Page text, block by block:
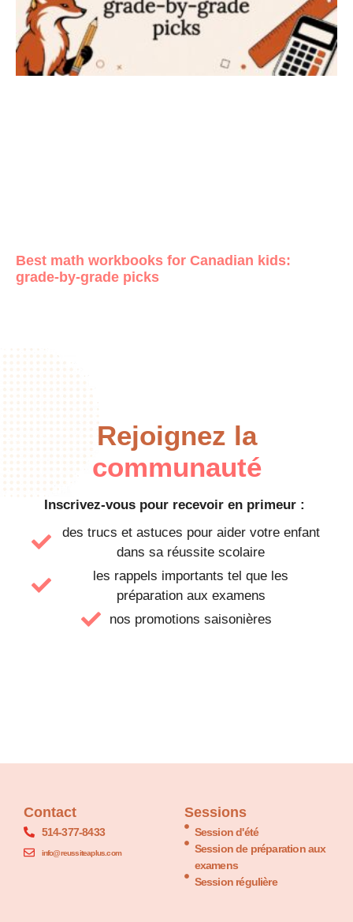
Best math workbooks for Canadian kids:
grade-by-grade picks
Rejoignez la
communauté
Inscrivez-vous pour recevoir en primeur :
des trucs et astuces pour aider votre enfant
dans sa réussite scolaire
les rappels importants tel que les
préparation aux examens
nos promotions saisonières
Contact
514-377-8433
info@reussiteaplus.com
Sessions
Session d'été
Session de préparation aux
examens
Session régulière